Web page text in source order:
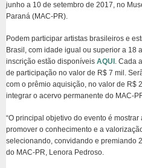
junho a 10 de setembro de 2017, no
Paraná (MAC-PR).
Podem participar artistas brasileiros e
Brasil, com idade igual ou superior a 18
inscrição estão disponíveis AQUI . Cada
de participação no valor de R$ 7 mil.
com o prêmio aquisição, no valor de R$
integrar o acervo permanente do MAC-
“O principal objetivo do evento é
promover o conhecimento e a
selecionando, convidando e premiando
do MAC-PR, Lenora Pedroso.